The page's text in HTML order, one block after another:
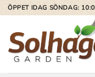
Skip
to
content
ÖPPET IDAG SÖNDAG: